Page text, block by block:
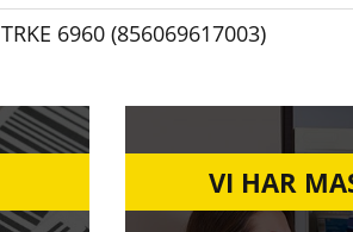
TRKE 6960 (856069617003)
VI HAR